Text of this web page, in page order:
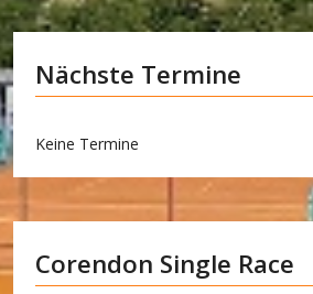
Nächste Termine
Keine Termine
Corendon Single Race